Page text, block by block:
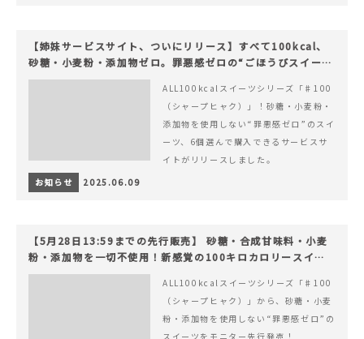
【姉妹サービスサイト、ついにリリース】すべて100kcal、
砂糖・小麦粉・添加物ゼロ。罪悪感ゼロの“ごほうびスイー
ツ”『#100（シャープ100）』
ALL100kcalスイーツシリーズ「♯100
（シャープヒャク）」！砂糖・小麦粉・
添加物を使用しない“罪悪感ゼロ”のスイ
ーツ、6個選んで購入できるサービスサ
イトがリリースしました。
お知らせ
2025.06.09
【5月28日13:59までの先行販売】 砂糖・合成甘味料・小麦
粉・添加物を一切不使用！新感覚の100キロカロリースイー
ツでヘルシーライフを。
ALL100kcalスイーツシリーズ「♯100
（シャープヒャク）」から、砂糖・小麦
粉・添加物を使用しない“罪悪感ゼロ”の
スイーツをモニター先行発売！